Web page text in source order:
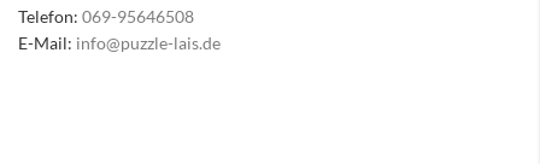
Telefon: 069-95646508
E-Mail: info@puzzle-lais.de